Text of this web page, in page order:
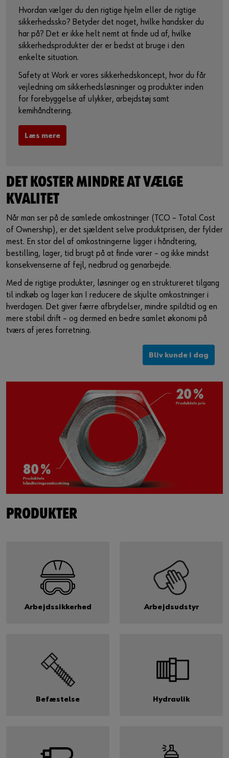
Hvordan vælger du den rigtige hjelm eller de rigtige
sikkerhedssko? Betyder det noget, hvilke handsker du
har på? Det er ikke helt nemt at finde ud af, hvilke
sikkerhedsprodukter der er bedst at bruge i den
enkelte situation.
Safety at Work er vores sikkerhedskoncept, hvor du får
vejledning om sikkerhedsløsninger og produkter inden
for forebyggelse af ulykker, arbejdstøj samt
kemihåndtering.
Læs mere
DET KOSTER MINDRE AT VÆLGE
KVALITET
Når man ser på de samlede omkostninger (TCO – Total Cost
of Ownership), er det sjældent selve produktprisen, der fylder
mest. En stor del af omkostningerne ligger i håndtering,
bestilling, lager, tid brugt på at finde varer – og ikke mindst
konsekvenserne af fejl, nedbrud og genarbejde.
Med de rigtige produkter, løsninger og en struktureret tilgang
til indkøb og lager kan I reducere de skjulte omkostninger i
hverdagen. Det giver færre afbrydelser, mindre spildtid og en
mere stabil drift – og dermed en bedre samlet økonomi på
tværs af jeres forretning.
Bliv kunde i dag
PRODUKTER
Arbejdssikkerhed Arbejdsudstyr
Befæstelse Hydraulik